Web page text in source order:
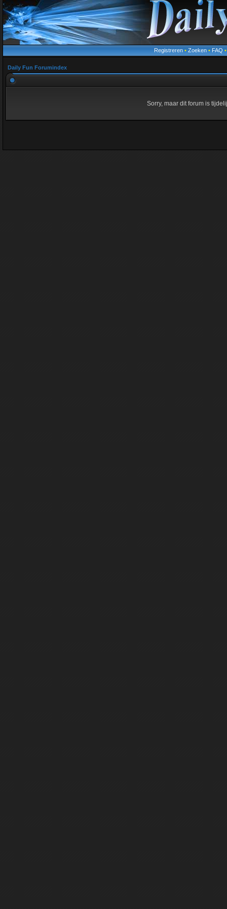
Registreren • Zoeken • FAQ
Daily Fun Forumindex
Sorry, maar dit forum is